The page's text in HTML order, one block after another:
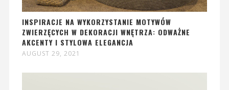
INSPIRACJE NA WYKORZYSTANIE MOTYWÓW
ZWIERZĘCYCH W DEKORACJI WNĘTRZA: ODWAŻNE
AKCENTY I STYLOWA ELEGANCJA
AUGUST 29, 2021